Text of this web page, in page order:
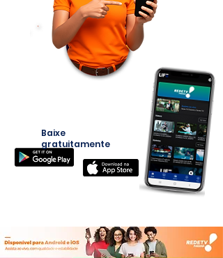
Baixe
gratuitamente